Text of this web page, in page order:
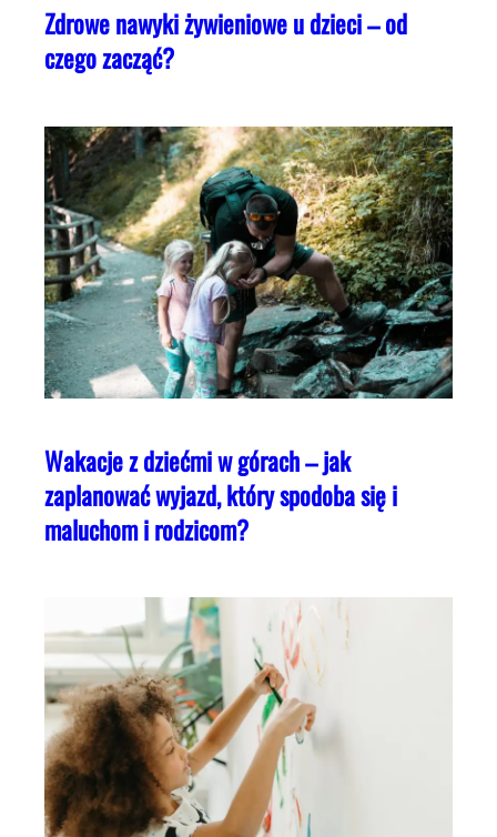
Zdrowe nawyki żywieniowe u dzieci – od
czego zacząć?
Wakacje z dziećmi w górach – jak
zaplanować wyjazd, który spodoba się i
maluchom i rodzicom?